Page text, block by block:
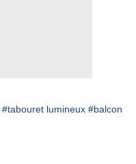
#tabouret lumineux #balcon